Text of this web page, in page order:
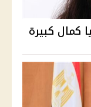
كمال كبيرة